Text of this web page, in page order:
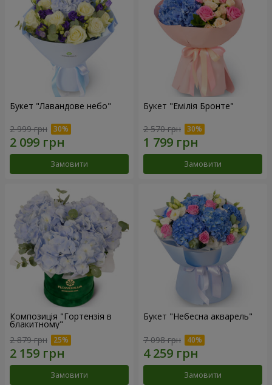
Букет "Лавандове небо"
2 999 грн
Замовити
Букет "Емілія Бронте"
2 570 грн
Замовити
Композиція "Гортензія в
блакитному"
2 879 грн
Замовити
Букет "Небесна акварель"
7 098 грн
Замовити